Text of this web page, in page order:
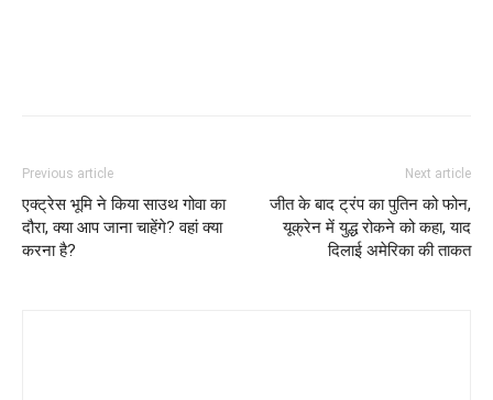
Previous article
एक्ट्रेस भूमि ने किया साउथ गोवा का
दौरा, क्या आप जाना चाहेंगे? वहां क्या
करना है?
Next article
जीत के बाद ट्रंप का पुतिन को फोन,
यूक्रेन में युद्ध रोकने को कहा, याद
दिलाई अमेरिका की ताकत